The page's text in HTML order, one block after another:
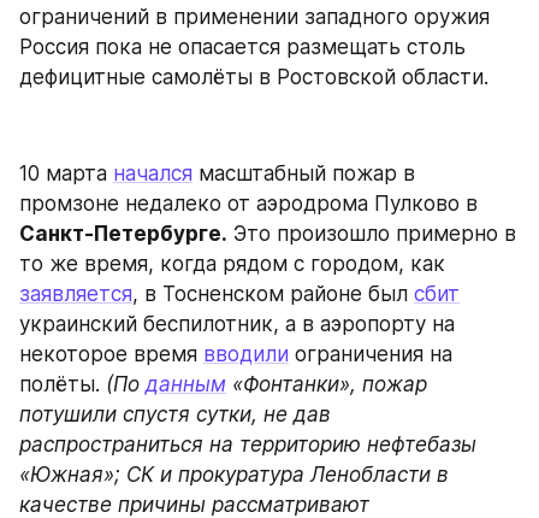
ограничений в применении западного оружия
Россия пока не опасается размещать столь
дефицитные самолёты в Ростовской области.
10 марта начался масштабный пожар в
Санкт-Петербурге. Это произошло примерно в
заявляется, в Тосненском районе был сбит
украинский беспилотник, а в аэропорту на
некоторое время вводили ограничения на
полёты. (По данным «Фонтанки», пожар
потушили спустя сутки, не дав
распространиться на территорию нефтебазы
«Южная»; СК и прокуратура Ленобласти в
качестве причины рассматривают